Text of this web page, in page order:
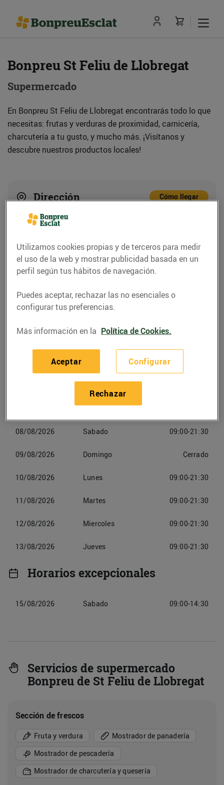
Bonpreu St Feliu de Llobregat
Supermercado
En Bonpreu St Feliu de Llobregat encontrarás todo lo que
necesitas: frutas y verduras de proximidad, carnicería,
charcutería a tu gusto, y mucho más. ¡Visítanos y
descubre nuestros productos locales!
Dirección Cómo llegar
Rbla. Marquesa Castellbell, 4-6 (08980) Sant
Feliu de Llobregat
Teléfono
93 855 53 20
Llamar
Llobregat
Viernes
08/08/2026 Sabado 09:00-21:30
09/08/2026 Domingo Cerrado
10/08/2026 Lunes 09:00-21:30
11/08/2026 Martes 09:00-21:30
12/08/2026 Miercoles 09:00-21:30
13/08/2026 Jueves 09:00-21:30
Horarios excepcionales
15/08/2026 Sabado 09:00-14:30
Servicios de supermercado
Bonpreu de St Feliu de Llobregat
Sección de frescos
Fruta y verdura
Mostrador de panadería
Mostrador de pescadería
Mostrador de charcutería y quesería
Utilizamos cookies propias y de terceros para medir
el uso de la web y mostrar publicidad basada en un
perfil según tus hábitos de navegación.
Puedes aceptar, rechazar las no esenciales o
configurar tus preferencias.
Más información en la Política de Cookies.
Configurar
Rechazar
Aceptar